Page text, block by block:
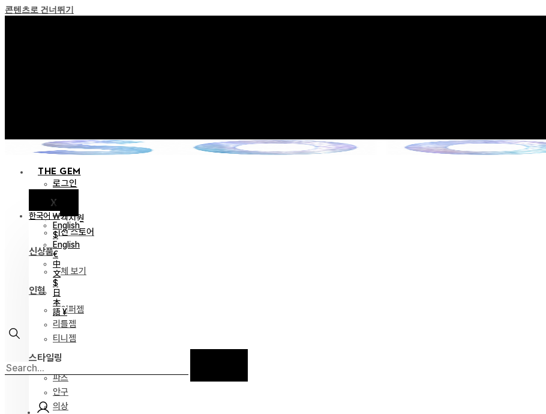
콘텐츠로 건너뛰기
THE GEM
로그인
X공지
고객지원
이전 스토어
신상품
전체 보기
인형
하이퍼젬
리틀젬
티니젬
스타일링
파츠
안구
의상
한국어 ￦
English
$
English
€
中
文
$
日
本
語 ¥